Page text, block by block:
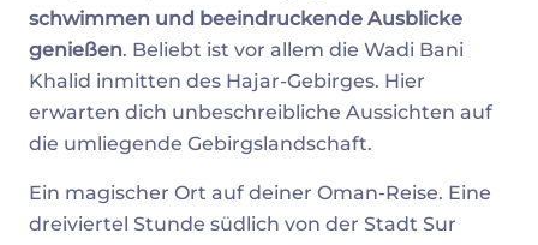
schwimmen und beeindruckende Ausblicke
genießen. Beliebt ist vor allem die Wadi Bani
Khalid inmitten des Hajar-Gebirges. Hier
erwarten dich unbeschreibliche Aussichten auf
die umliegende Gebirgslandschaft.
Ein magischer Ort auf deiner Oman-Reise. Eine
dreiviertel Stunde südlich von der Stadt Sur